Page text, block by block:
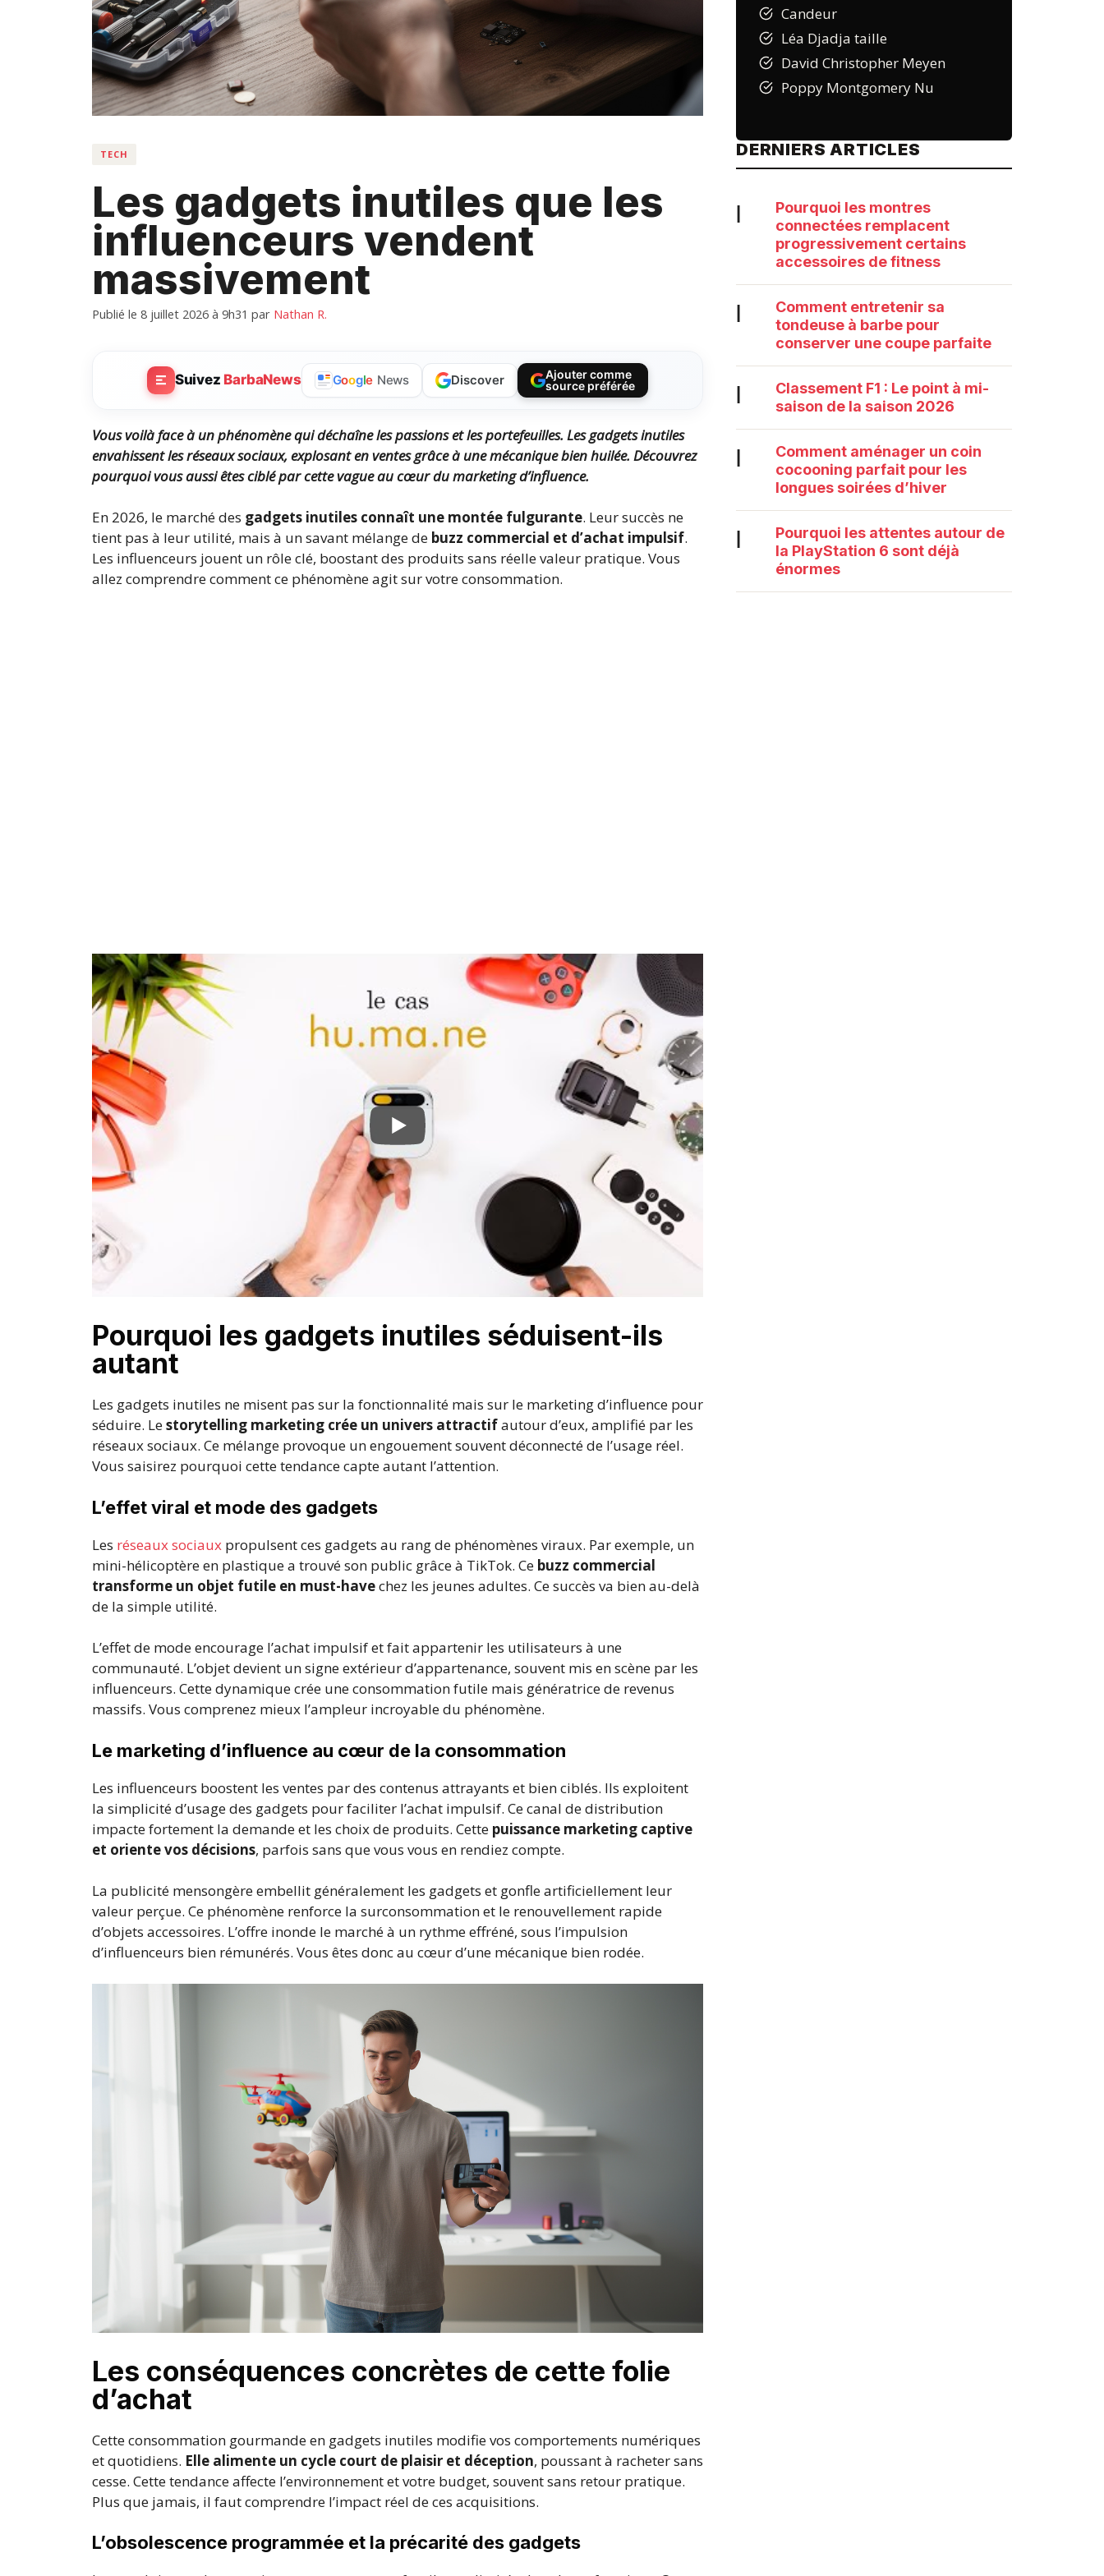
TECH
Les gadgets inutiles que les
influenceurs vendent
massivement
Publié le 8 juillet 2026 à 9h31 par Nathan R.
Suivez BarbaNews Google News Discover
Ajouter comme
source préférée
Vous voilà face à un phénomène qui déchaîne les passions et les portefeuilles. Les gadgets inutiles
envahissent les réseaux sociaux, explosant en ventes grâce à une mécanique bien huilée. Découvrez
pourquoi vous aussi êtes ciblé par cette vague au cœur du marketing d’influence.
En 2026, le marché des gadgets inutiles connaît une montée fulgurante. Leur succès ne
tient pas à leur utilité, mais à un savant mélange de buzz commercial et d’achat impulsif.
Les influenceurs jouent un rôle clé, boostant des produits sans réelle valeur pratique. Vous
allez comprendre comment ce phénomène agit sur votre consommation.
Pourquoi les gadgets inutiles séduisent-ils
autant
Les gadgets inutiles ne misent pas sur la fonctionnalité mais sur le marketing d’influence pour
séduire. Lestorytelling marketing crée un univers attractifautour d’eux, amplifié par les
réseaux sociaux. Ce mélange provoque un engouement souvent déconnecté de l’usage réel.
Vous saisirez pourquoi cette tendance capte autant l’attention.
L’effet viral et mode des gadgets
Les réseaux sociaux propulsent ces gadgets au rang de phénomènes viraux. Par exemple, un
mini-hélicoptère en plastique a trouvé son public grâce à TikTok. Ce buzz commercial
transforme un objet futile en must-havechez les jeunes adultes. Ce succès va bien au-delà
de la simple utilité.
L’effet de mode encourage l’achat impulsif et fait appartenir les utilisateurs à une
communauté. L’objet devient un signe extérieur d’appartenance, souvent mis en scène par les
influenceurs. Cette dynamique crée une consommation futile mais génératrice de revenus
massifs. Vous comprenez mieux l’ampleur incroyable du phénomène.
Le marketing d’influence au cœur de la consommation
Les influenceurs boostent les ventes par des contenus attrayants et bien ciblés. Ils exploitent
la simplicité d’usage des gadgets pour faciliter l’achat impulsif. Ce canal de distribution
impacte fortement la demande et les choix de produits. Cette puissance marketing captive
et oriente vos décisions, parfois sans que vous vous en rendiez compte.
La publicité mensongère embellit généralement les gadgets et gonfle artificiellement leur
valeur perçue. Ce phénomène renforce la surconsommation et le renouvellement rapide
d’objets accessoires. L’offre inonde le marché à un rythme effréné, sous l’impulsion
d’influenceurs bien rémunérés. Vous êtes donc au cœur d’une mécanique bien rodée.
Les conséquences concrètes de cette folie
d’achat
Cette consommation gourmande en gadgets inutiles modifie vos comportements numériques
et quotidiens. Elle alimente un cycle court de plaisir et déception, poussant à racheter sans
cesse. Cette tendance affecte l’environnement et votre budget, souvent sans retour pratique.
Plus que jamais, il faut comprendre l’impact réel de ces acquisitions.
L’obsolescence programmée et la précarité des gadgets
Candeur
Léa Djadja taille
David Christopher Meyen
Poppy Montgomery Nu
DERNIERS ARTICLES
|
Pourquoi les montres
connectées remplacent
progressivement certains
accessoires de fitness
|
Comment entretenir sa
tondeuse à barbe pour
conserver une coupe parfaite
|
Classement F1 : Le point à mi-
saison de la saison 2026
|
Comment aménager un coin
cocooning parfait pour les
longues soirées d’hiver
|
Pourquoi les attentes autour de
la PlayStation 6 sont déjà
énormes